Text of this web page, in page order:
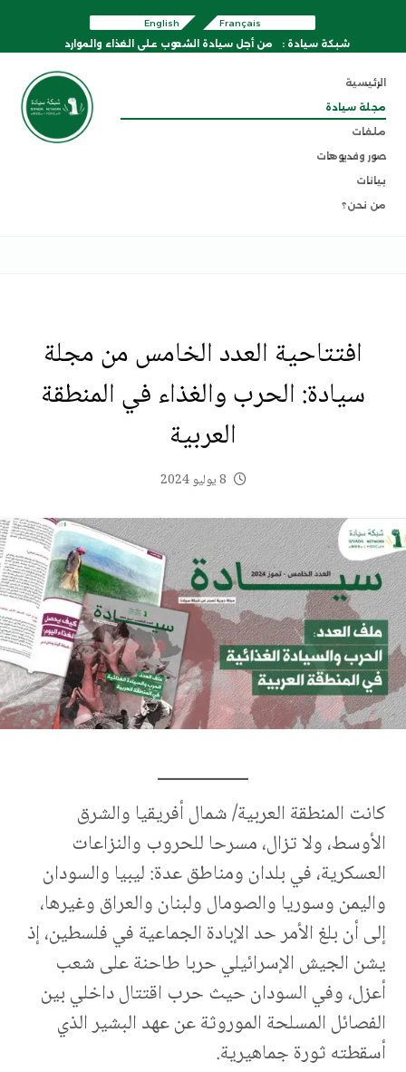
Français
English
شبكة سيادة :
من أجل سيادة الشعوب على الغذاء والموارد
الرئيسية
مجلة سيادة
ملفات
صور وفديوهات
بيانات
من نحن؟
افتتاحية العدد الخامس من مجلة
سيادة: الحرب والغذاء في المنطقة
العربية
8 يوليو 2024
كانت المنطقة العربية/ شمال أفريقيا والشرق
الأوسط، ولا تزال، مسرحا للحروب والنزاعات
العسكرية، في بلدان ومناطق عدة: ليبيا والسودان
واليمن وسوريا والصومال ولبنان والعراق وغيرها،
إلى أن بلغ الأمر حد الإبادة الجماعية في فلسطين، إذ
يشن الجيش الإسرائيلي حربا طاحنة على شعب
أعزل، وفي السودان حيث حرب اقتتال داخلي بين
الفصائل المسلحة الموروثة عن عهد البشير الذي
أسقطته ثورة جماهيرية.